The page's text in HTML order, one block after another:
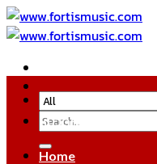
Skip
to
Search
for:
หมวดหมู่สินค้า
Home